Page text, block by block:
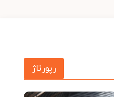
رپورتاژ